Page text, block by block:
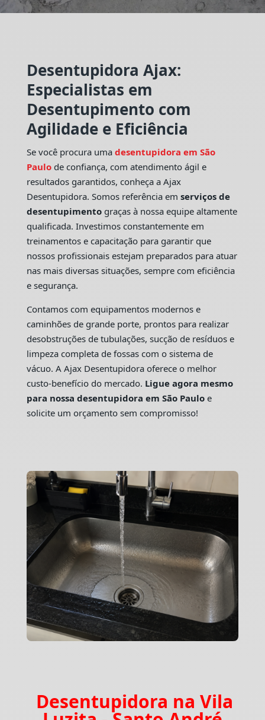
Desentupidora Ajax:
Especialistas em
Desentupimento com
Agilidade e Eficiência
Se você procura uma desentupidora em São
Paulo de confiança, com atendimento ágil e
resultados garantidos, conheça a Ajax
Desentupidora. Somos referência em serviços de
desentupimentograças à nossa equipe altamente
qualificada. Investimos constantemente em
treinamentos e capacitação para garantir que
nossos profissionais estejam preparados para atuar
nas mais diversas situações, sempre com eficiência
e segurança.
Contamos com equipamentos modernos e
caminhões de grande porte, prontos para realizar
desobstruções de tubulações, sucção de resíduos e
limpeza completa de fossas com o sistema de
vácuo. A Ajax Desentupidora oferece o melhor
custo-benefício do mercado. Ligue agora mesmo
para nossa desentupidora em São Pauloe
solicite um orçamento sem compromisso!
Desentupidora na Vila